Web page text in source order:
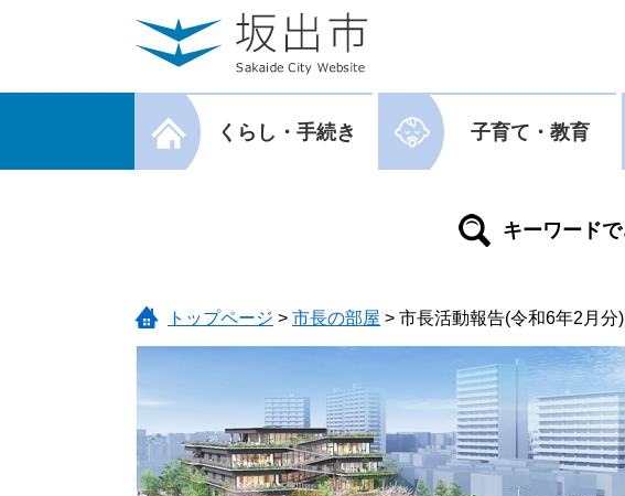
メニューを閉じる
くらし・手続き 子育て・教育
トップページ > 市長の部屋 > 市長活動報告(令和6年2月分)